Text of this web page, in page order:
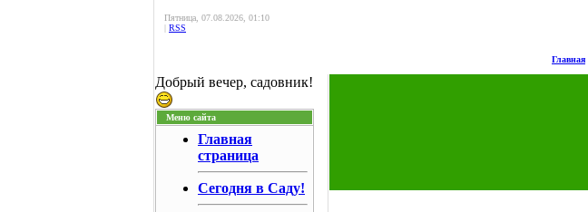
Пятница, 07.08.2026, 01:10
| RSS
Главная
Добрый вечер, садовник!
Меню сайта
Главная
страница
Сегодня в Саду!